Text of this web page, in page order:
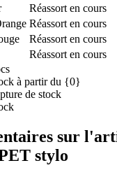
Réassort en cours
Réassort en cours
Réassort en cours
Réassort en cours
à partir du {0}
de stock
sur
stylo